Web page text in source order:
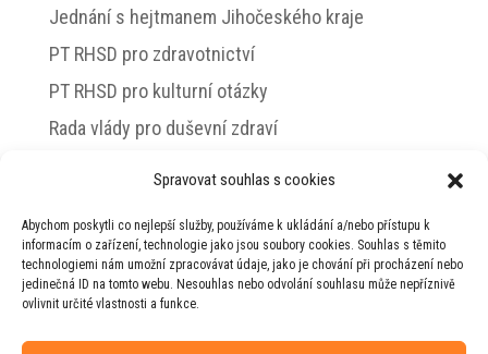
Spravovat souhlas s cookies
Abychom poskytli co nejlepší služby, používáme k ukládání a/nebo přístupu k
informacím o zařízení, technologie jako jsou soubory cookies. Souhlas s těmito
technologiemi nám umožní zpracovávat údaje, jako je chování při procházení nebo
jedinečná ID na tomto webu. Nesouhlas nebo odvolání souhlasu může nepříznivě
ovlivnit určité vlastnosti a funkce.
Jednání s hejtmanem Jihočeského kraje
PT RHSD pro zdravotnictví
PT RHSD pro kulturní otázky
Rada vlády pro duševní zdraví
© 2026 Jiří Horecký – Osobní stránky Jiřího
Horeckého
Web vytvořila firma